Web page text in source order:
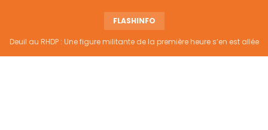
FLASHINFO
Deuil au RHDP : Une figure militante de la première heure s’en est allée